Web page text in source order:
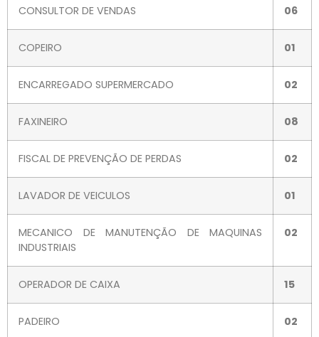
CONSULTOR DE VENDAS 06
COPEIRO 01
ENCARREGADO SUPERMERCADO 02
FAXINEIRO 08
FISCAL DE PREVENÇÃO DE PERDAS 02
LAVADOR DE VEICULOS 01
MECANICO DE MANUTENÇÃO DE MAQUINAS
INDUSTRIAIS
02
OPERADOR DE CAIXA 15
PADEIRO 02